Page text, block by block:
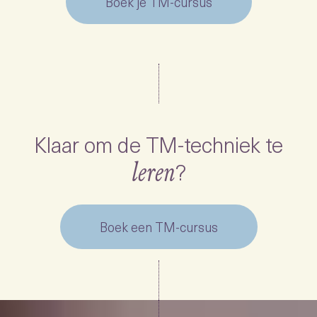
Klaar om de TM-techniek te
leren?
Boek een TM-cursus